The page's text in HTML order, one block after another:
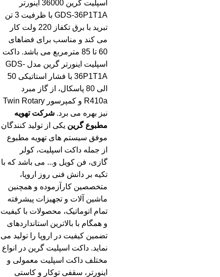
اسپلیت گرین 36000 اینورتر
GDS-36P1T1A با ظرفیت 3 تن
تبرید با برق تکفاز 220 ولت کار
می کند و مناسب برای فضاهای
60 تا 85 مترمربع می باشد. داکت
اسپلیت اینورتر گرین مدل GDS-
36P1T1A با فشار استاتیکی 50
الی 80 پاسکال، از گاز مبرد
R410a و کمپرسور Twin Rotary
نیز بهره می برد. شرکت تهویه
مطبوع گرین یکی از تولید کنندگان
موفق سیستم های تهویه مطبوع
از جمله داکت اسپلیت، کولر
گازی، فن کویل و... می باشد که با
تکیه بر دانش فنی روز اروپا،
متخصصین کارآزموده و همچنین
ماشین آلات و تجهیزات پیشرفته
تمام اتوماتیک، محصولات با کیفیت
و همگام با بالاترین استانداردهای
تضمین کیفیت در اروپا را تولید می
نماید. داکت اسپلیت گرین در انواع
مختلف داکت اسپلیت معمولی و
اینورتر، سقفی توکار و کاستی